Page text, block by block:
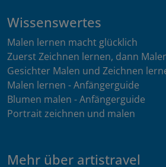
Wissenswertes
Malen lernen macht glücklich
Zuerst Zeichnen lernen, dann
Gesichter Malen und Zeichnen
Malen lernen - Anfängerguide
Blumen malen - Anfängerguide
Portrait zeichnen und malen
Mehr über artistravel